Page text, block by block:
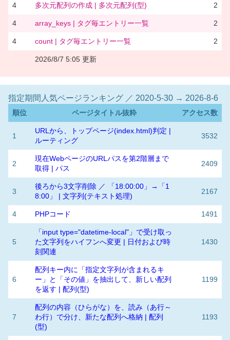
4 多次元配列の作成 | 多次元配列(型) 2
4 array_keys | タグ毎エントリー一覧 2
4 count | タグ毎エントリー一覧 2
2026/8/7 5:05 更新
指定期間人気ページランキング ／ 2020-5-30 → 2026-8-6
順位 ページタイトル抜粋 アクセス数
1
URLから、トップページ(index.html)判定 |
ルーティング
3532
2
現在WebページのURLパスを第2階層まで
取得 | パス
2409
3
後ろから3文字削除 ／ 「18:00:00」→「1
8:00」 | 文字列(テキスト処理)
2167
4 PHPコード 1491
5
「input type="datetime-local"」で受け取っ
た文字列をハイフンへ変更 | 日付および時
刻関連
1430
6
配列キー内に「指定文字列が含まれるキ
ー」と「その値」を抽出して、新しい配列
を返す | 配列(型)
1199
7
配列の内容（ひらがな）を、読み（あ行～
わ行）で分け、新たな配列へ格納 | 配列
(型)
1193